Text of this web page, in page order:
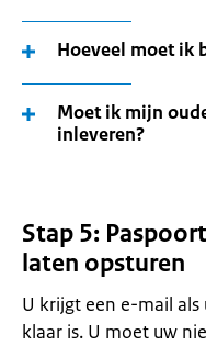
Hoeveel moet ik
Moet ik mijn
inleveren?
Stap 5:
laten opsturen
U krijgt een e-mail
klaar is. U moet uw